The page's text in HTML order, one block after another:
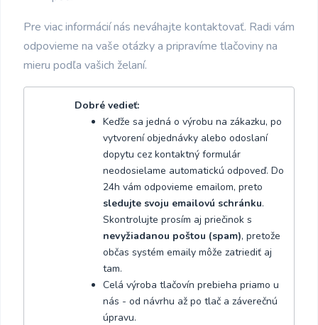
Pre viac informácií nás neváhajte kontaktovať. Radi vám
odpovieme na vaše otázky a pripravíme tlačoviny na
mieru podľa vašich želaní.
Dobré vedieť:
Keďže sa jedná o výrobu na zákazku, po
vytvorení objednávky alebo odoslaní
dopytu cez kontaktný formulár
neodosielame automatickú odpoveď. Do
24h vám odpovieme emailom, preto
sledujte svoju emailovú schránku.
Skontrolujte prosím aj priečinok s
nevyžiadanou poštou (spam), pretože
občas systém emaily môže zatriediť aj
tam.
Celá výroba tlačovín prebieha priamo u
nás - od návrhu až po tlač a záverečnú
úpravu.